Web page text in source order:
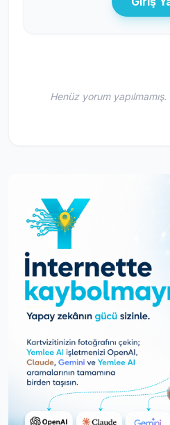
Henüz yorum